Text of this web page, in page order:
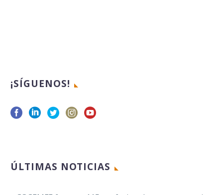
¡SÍGUENOS!
ÚLTIMAS NOTICIAS